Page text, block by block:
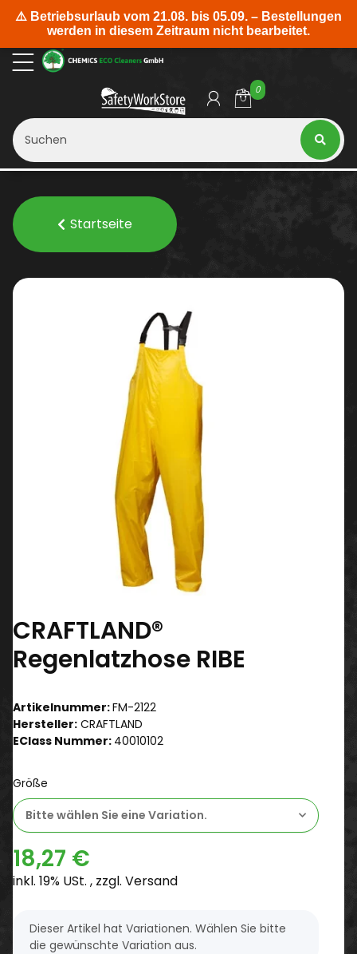
0
Startseite
CRAFTLAND®
Regenlatzhose RIBE
Artikelnummer:FM-2122
Hersteller: CRAFTLAND
EClass Nummer: 40010102
Größe
Bitte wählen Sie eine Variation.
18,27 €
inkl. 19% USt. , zzgl. Versand
x
Dieser Artikel hat Variationen. Wählen Sie bitte
die gewünschte Variation aus.